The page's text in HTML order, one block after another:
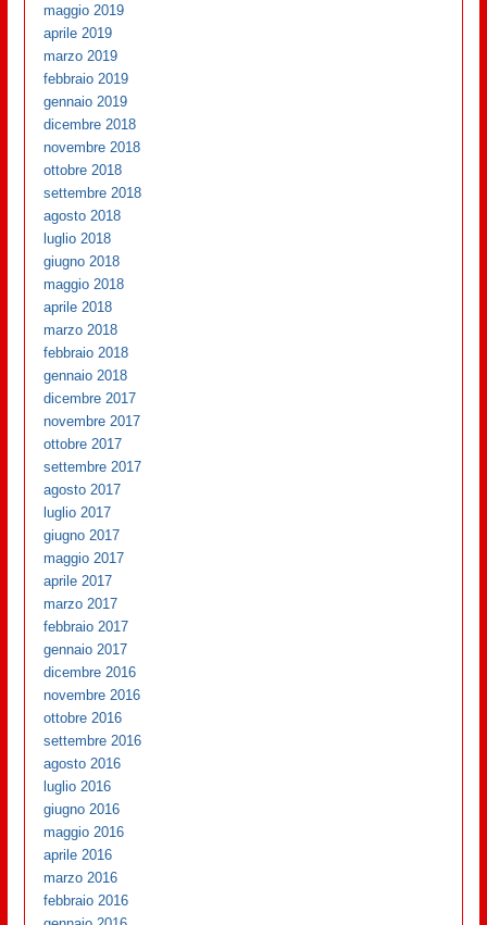
maggio 2019
aprile 2019
marzo 2019
febbraio 2019
gennaio 2019
dicembre 2018
novembre 2018
ottobre 2018
settembre 2018
agosto 2018
luglio 2018
giugno 2018
maggio 2018
aprile 2018
marzo 2018
febbraio 2018
gennaio 2018
dicembre 2017
novembre 2017
ottobre 2017
settembre 2017
agosto 2017
luglio 2017
giugno 2017
maggio 2017
aprile 2017
marzo 2017
febbraio 2017
gennaio 2017
dicembre 2016
novembre 2016
ottobre 2016
settembre 2016
agosto 2016
luglio 2016
giugno 2016
maggio 2016
aprile 2016
marzo 2016
febbraio 2016